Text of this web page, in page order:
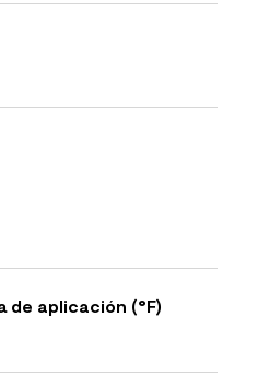
de aplicación (°F)